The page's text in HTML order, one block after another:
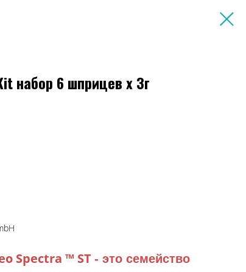
набор 6 шприцев х 3г
Spectra ™ ST - это семейство